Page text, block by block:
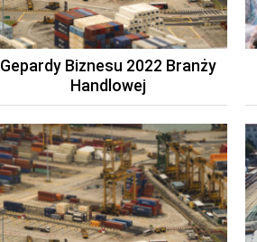
Gepardy Biznesu 2022 Branży
Handlowej